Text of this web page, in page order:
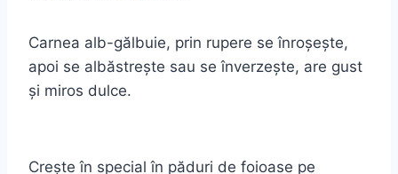
Carnea alb-gălbuie, prin rupere se înroşeşte,
apoi se albăstreşte sau se înverzeşte, are gust
şi miros dulce.
Creşte în special în păduri de foioase pe